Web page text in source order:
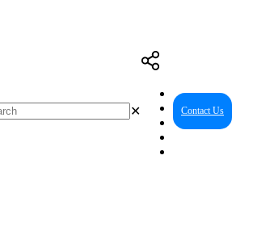
Contact Us
✕